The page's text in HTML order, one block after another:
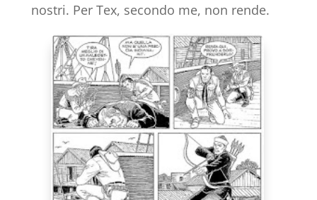
nostri. Per Tex, secondo me, non rende.